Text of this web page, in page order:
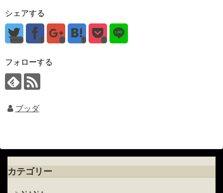
シェアする
error 0 0
フォローする
ブッダ
カテゴリー